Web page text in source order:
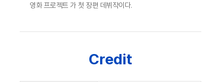
영화 프로젝트 가 첫 장편 데뷔작이다.
Credit